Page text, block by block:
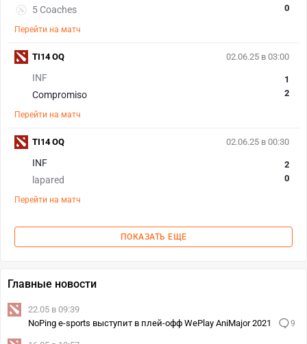
5 Coaches
0
Перейти на матч
02.06.25 в 03:00
INF
Compromiso
1
2
Перейти на матч
TI14 OQ
02.06.25 в 00:30
INF
lapared
2
0
Перейти на матч
TI14 OQ
ПОКАЗАТЬ ЕЩЕ
Главные новости
22.05 в 09:39
NoPing e-sports выступит в плей-офф WePlay AniMajor 2021
9